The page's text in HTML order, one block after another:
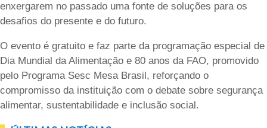
enxergarem no passado uma fonte de soluções para os
desafios do presente e do futuro.
O evento é gratuito e faz parte da programação especial de
Dia Mundial da Alimentação e 80 anos da FAO, promovido
pelo Programa Sesc Mesa Brasil, reforçando o
compromisso da instituição com o debate sobre segurança
alimentar, sustentabilidade e inclusão social.